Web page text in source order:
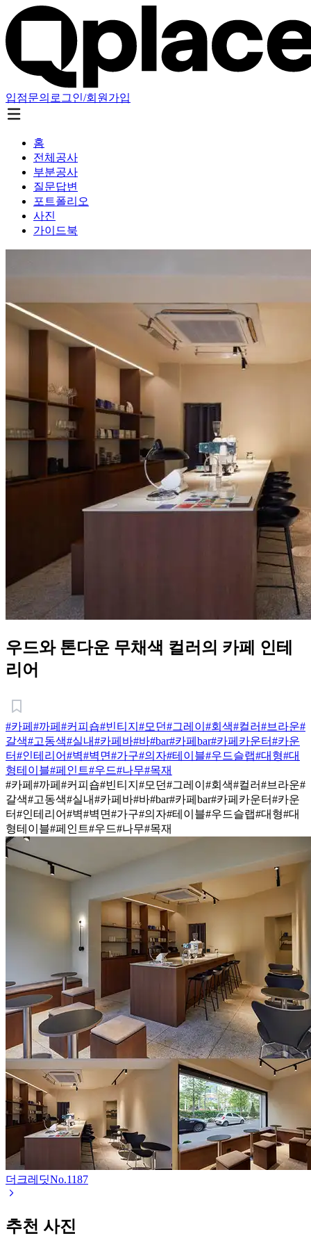
입점문의 로그인/회원가입
홈
전체공사
부분공사
질문답변
포트폴리오
사진
가이드북
우드와 톤다운 무채색 컬러의 카페 인테
리어
#카페 #까페 #커피숍#빈티지 #모던#그레이 #회색#컬러#브라운#
갈색#고동색#실내#카페바#바#bar#카페bar#카페카운터#카운
터#인테리어#벽#벽면#가구#의자#테이블#우드슬랩#대형#대
형테이블#페인트#우드#나무#목재
#카페 #까페 #커피숍#빈티지 #모던#그레이 #회색#컬러#브라운#
갈색#고동색#실내#카페바#바#bar#카페bar#카페카운터#카운
터#인테리어#벽#벽면#가구#의자#테이블#우드슬랩#대형#대
형테이블#페인트#우드#나무#목재
더크레딧No.1187
추천 사진